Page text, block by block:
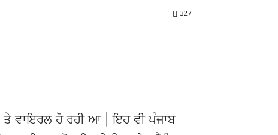
327
ਵਾਇਰਲ ਹੋ ਰਹੀ ਆ | ਇਹ ਵੀ ਪੰਜਾਬ